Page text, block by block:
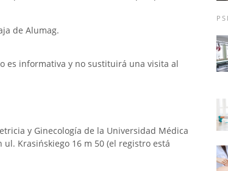
de Alumag.
es informativa y no sustituirá una visita al
y Ginecología de la Universidad Médica
Krasińskiego 16 m 50 (el registro está